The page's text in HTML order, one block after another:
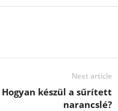
Next article
Hogyan készül a sűrített
narancslé?